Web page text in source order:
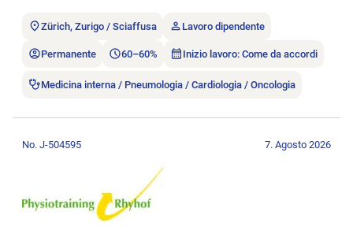
Zürich, Zurigo / Sciaffusa Lavoro dipendente
Permanente 60–60% Inizio lavoro: Come da accordi
Medicina interna / Pneumologia / Cardiologia / Oncologia
No. J-504595 7. Agosto 2026